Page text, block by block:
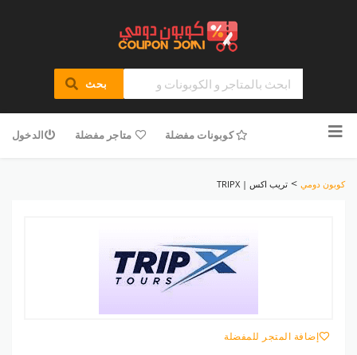
بحث
للمحتوى
كوبونات مفضلة متاجر مفضلة الدخول
كوبون دومي > تريب اكس | TRIPX
إضافة المتجر للمفضلة